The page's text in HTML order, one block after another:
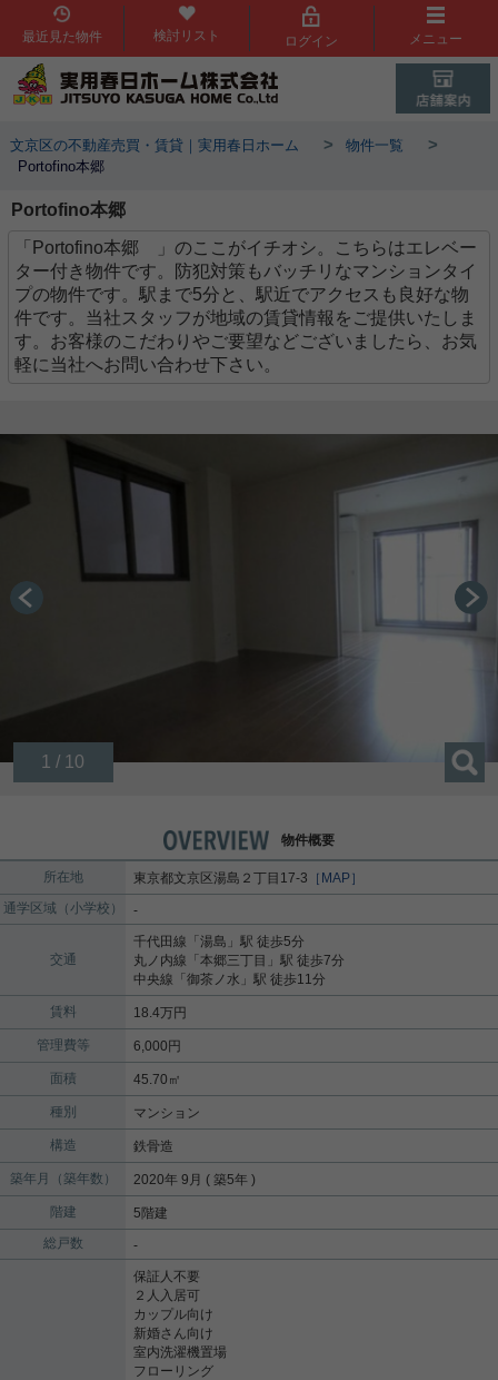
最近見た物件 検討リスト ログイン メニュー
文京区の不動産売買・賃貸｜実用春日ホーム > 物件一覧 >
Portofino本郷
Portofino本郷
「Portofino本郷 」のここがイチオシ。こちらはエレベー
ター付き物件です。防犯対策もバッチリなマンションタイ
プの物件です。駅まで5分と、駅近でアクセスも良好な物
件です。当社スタッフが地域の賃貸情報をご提供いたしま
す。お客様のこだわりやご要望などございましたら、お気
軽に当社へお問い合わせ下さい。
1 / 10
物件概要
所在地 東京都文京区湯島 ２丁目17-3 ［MAP］
通学区域（小学校）
-
交通
千代田線 「湯島 」駅 徒歩5分
丸ノ内線 「本郷三丁目 」駅 徒歩7分
中央線 「御茶ノ水 」駅 徒歩11分
賃料 18.4万円
管理費等 6,000円
面積 45.70㎡
種別 マンション
構造 鉄骨造
築年月（築年数） 2020年 9月 ( 築5年 )
階建
5階建
総戸数
-
保証人不要
２人入居可
カップル向け
新婚さん向け
室内洗濯機置場
フローリング